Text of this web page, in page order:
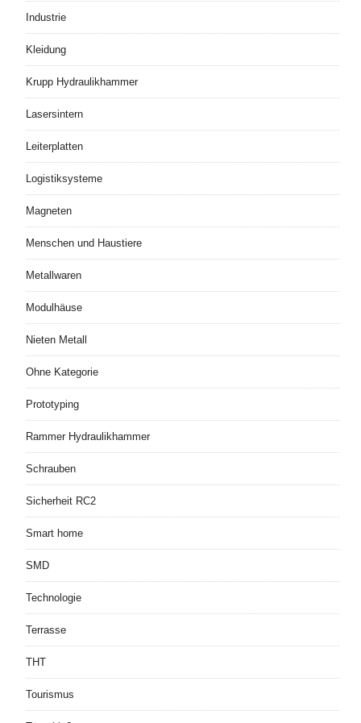
Industrie
Kleidung
Krupp Hydraulikhammer
Lasersintern
Leiterplatten
Logistiksysteme
Magneten
Menschen und Haustiere
Metallwaren
Modulhäuse
Nieten Metall
Ohne Kategorie
Prototyping
Rammer Hydraulikhammer
Schrauben
Sicherheit RC2
Smart home
SMD
Technologie
Terrasse
THT
Tourismus